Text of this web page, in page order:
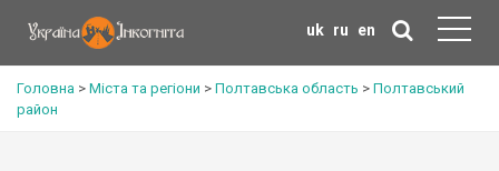
uk ru en
Головна > Міста та регіони > Полтавська область > Полтавський
район